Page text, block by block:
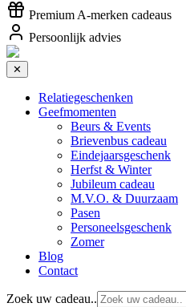
Premium A-merken cadeaus
Persoonlijk advies
✕
Relatiegeschenken
Geefmomenten
Beurs & Events
Brievenbus cadeau
Eindejaarsgeschenk
Herfst & Winter
Jubileum cadeau
M.V.O. & Duurzaam
Pasen
Personeelsgeschenk
Zomer
Blog
Contact
Zoek uw cadeau..